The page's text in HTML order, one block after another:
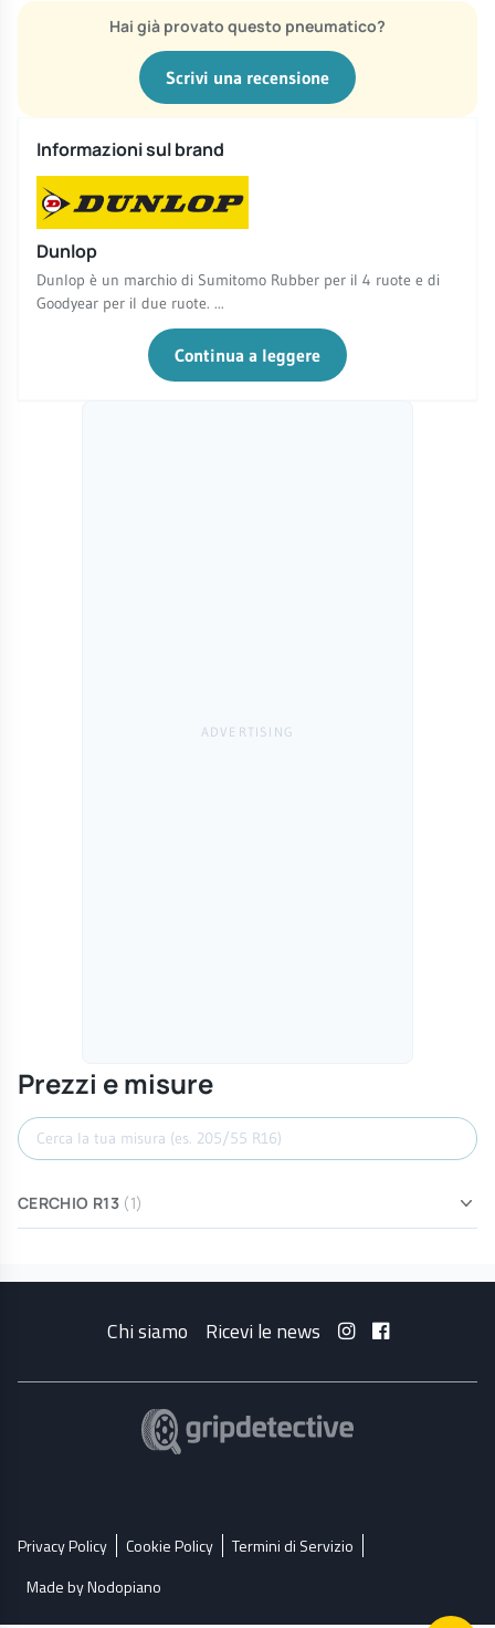
Hai già provato questo pneumatico?
Scrivi una recensione
Informazioni sul brand
Dunlop
Dunlop è un marchio di Sumitomo Rubber per il 4 ruote e di
Goodyear per il due ruote. ...
Continua a leggere
Prezzi e misure
Cerca misura
CERCHIO R13 (1)
Chi siamo Ricevi le news
Privacy Policy Cookie Policy
Termini di Servizio
Made by Nodopiano